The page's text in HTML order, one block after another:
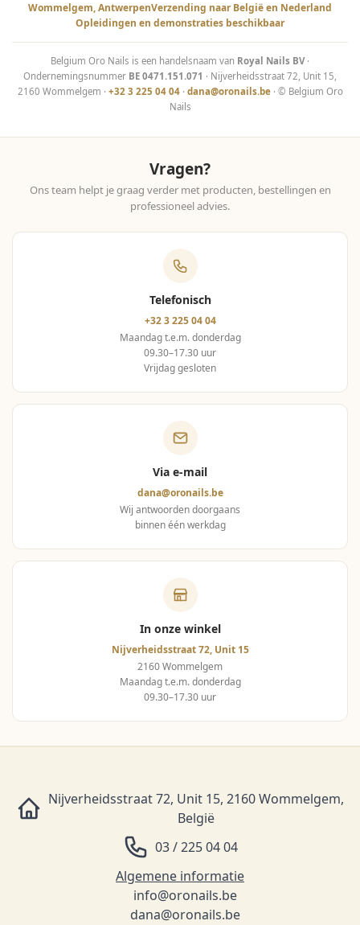
Wommelgem, AntwerpenVerzending naar België en Nederland
Opleidingen en demonstraties beschikbaar
Belgium Oro Nails is een handelsnaam van Royal Nails BV·
Ondernemingsnummer BE 0471.151.071 · Nijverheidsstraat 72, Unit 15,
2160 Wommelgem · +32 3 225 04 04· dana@oronails.be· © Belgium Oro
Nails
Vragen?
Ons team helpt je graag verder met producten, bestellingen en
professioneel advies.
Telefonisch
+32 3 225 04 04
Maandag t.e.m. donderdag
09.30–17.30 uur
Vrijdag gesloten
Via e-mail
dana@oronails.be
Wij antwoorden doorgaans
binnen één werkdag
In onze winkel
Nijverheidsstraat 72, Unit 15
2160 Wommelgem
Maandag t.e.m. donderdag
09.30–17.30 uur
Nijverheidsstraat 72, Unit 15, 2160 Wommelgem,
België
03 / 225 04 04
Algemene informatie
info@oronails.be
dana@oronails.be